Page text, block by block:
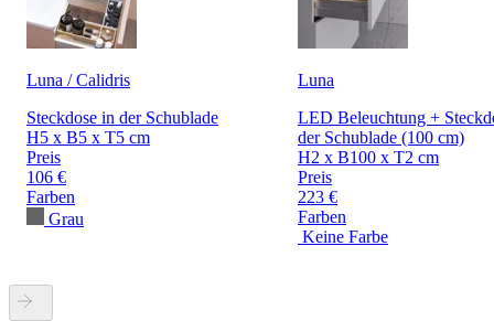
Luna / Calidris
Steckdose in der Schublade
H5 x B5 x T5 cm
Preis
106 €
Farben
Grau
Luna
LED Beleuchtung +
der Schublade (100 cm)
H2 x B100 x T2 cm
Preis
223 €
Farben
Keine Farbe